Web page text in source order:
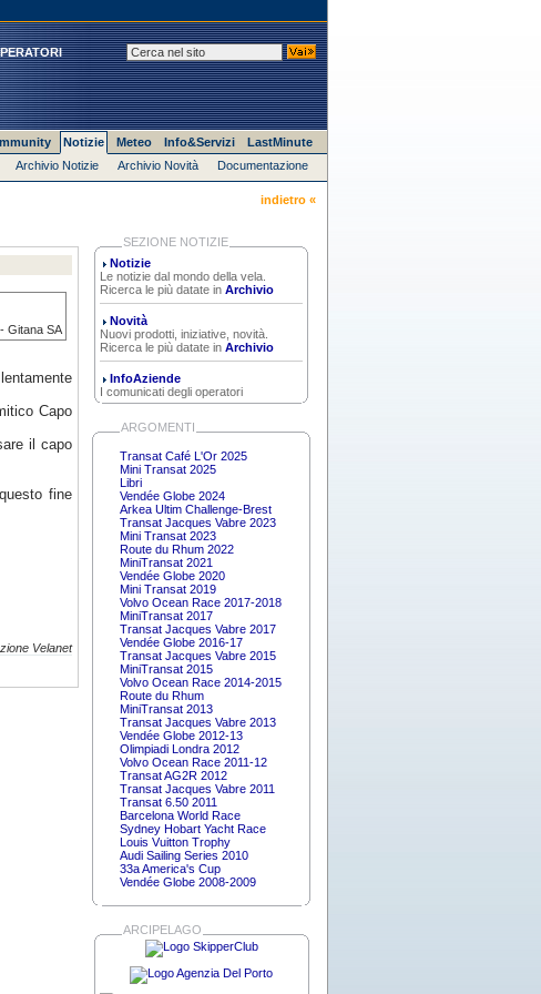
Notizie Meteo Info&Servizi
LastMinute
Archivio Notizie Archivio Novità Documentazione
indietro «
Gitana SA
Capo
il capo
fine
Velanet
SEZIONE NOTIZIE
Notizie
Le notizie dal mondo della vela.
Ricerca le più datate in Archivio
Novità
Nuovi prodotti, iniziative, novità.
Ricerca le più datate in Archivio
InfoAziende
I comunicati degli operatori
ARGOMENTI
Transat Café L'Or 2025
Mini Transat 2025
Libri
Vendée Globe 2024
Arkea Ultim Challenge-Brest
Transat Jacques Vabre 2023
Mini Transat 2023
Route du Rhum 2022
MiniTransat 2021
Vendée Globe 2020
Mini Transat 2019
Volvo Ocean Race 2017-2018
MiniTransat 2017
Transat Jacques Vabre 2017
Vendée Globe 2016-17
Transat Jacques Vabre 2015
MiniTransat 2015
Volvo Ocean Race 2014-2015
Route du Rhum
MiniTransat 2013
Transat Jacques Vabre 2013
Vendée Globe 2012-13
Olimpiadi Londra 2012
Volvo Ocean Race 2011-12
Transat AG2R 2012
Transat Jacques Vabre 2011
Transat 6.50 2011
Barcelona World Race
Sydney Hobart Yacht Race
Louis Vuitton Trophy
Audi Sailing Series 2010
33a America's Cup
Vendée Globe 2008-2009
ARCIPELAGO